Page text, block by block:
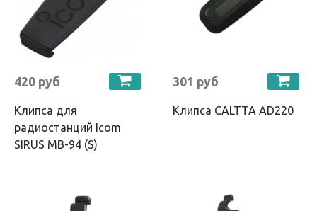
420 руб
Клипса для
радиостанций Icom
SIRUS MB-94 (S)
301 руб
Клипса CALTTA AD220